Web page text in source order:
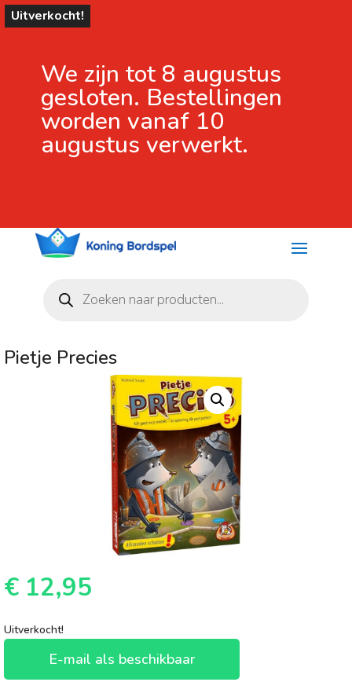
We zijn tot 8 augustus
gesloten. Bestellingen
worden vanaf 10
augustus verwerkt.
zoeken
Uitverkocht!
Pietje Precies
€ 12,95
Uitverkocht!
E-mail als beschikbaar